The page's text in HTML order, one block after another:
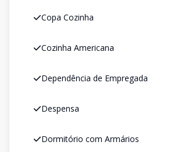
Copa Cozinha
Cozinha Americana
Dependência de Empregada
Despensa
Dormitório com Armários